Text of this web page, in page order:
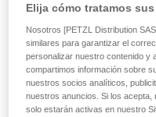
Anclaje de acero
tradicionales (pack de
Anclaje de acero
COEUR STAINLESS,
en exteriores
Elija cómo tratamos
Nosotros [PETZL Distribution
similares para garantizar el
personalizar nuestro contenido y
compartimos información sobre
nuestros socios analíticos,
nuestros anuncios. Si los
solo estarán activas en nuestro